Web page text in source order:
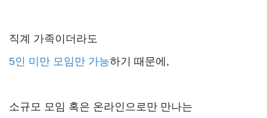
직계 가족이더라도
5인 미만 모임만 가능하기 때문에,
소규모 모임 혹은 온라인으로만 만나는